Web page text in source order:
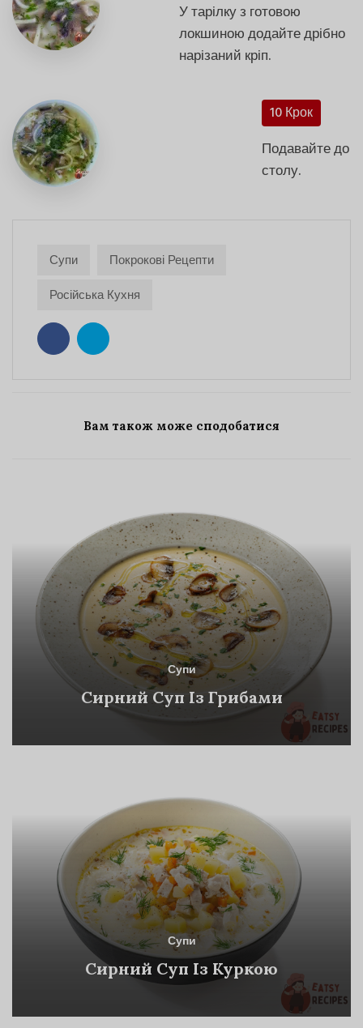
У тарілку з готовою
локшиною додайте дрібно
нарізаний кріп.
10 Крок
Подавайте до
столу.
Супи
Покрокові Рецепти
Російська Кухня
Вам також може сподобатися
Супи
Сирний Суп Із Грибами
Супи
Сирний Суп Із Куркою